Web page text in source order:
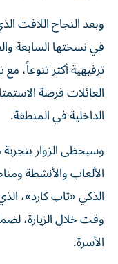
في نسختها السابعة
ترفيهية أكثر تنوعاً،
العائلات فرصة
الداخلية في المنطقة.
وسيحظى الزوار
الألعاب والأنشطة
الذكي «تاب كارد»،
وقت خلال الزيارة،
الأسرة.